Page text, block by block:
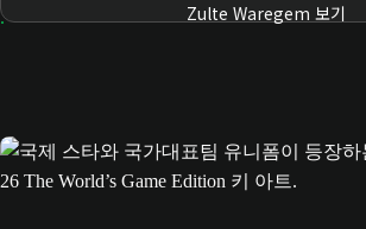
Zulte Waregem 보기